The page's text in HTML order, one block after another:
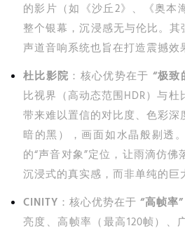
的影片（如《沙丘2》、《奥本
整个银幕，沉浸感无与伦比。
声道音响系统也旨在打造震撼效
杜比影院 ：核心优势在于 “极致
比视界（高动态范围HDR）与
带来难以置信的对比度、色彩
暗的黑），画面如水晶般剔透
的“声音对象”定位，让雨滴仿
沉浸式的真实感，而非单纯的巨
CINITY ：核心优势在于 “高帧率”
亮度、高帧率（最高120帧）、